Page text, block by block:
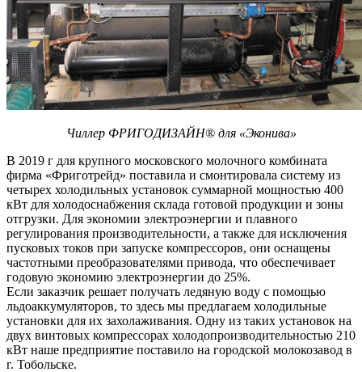
Чиллер ФРИГОДИЗАЙН® для «Эконива»
В 2019 г для крупного московского молочного комбината
фирма «Фриготрейд» поставила и смонтировала систему из
четырех холодильных установок суммарной мощностью 400
кВт для холодоснабжения склада готовой продукции и зоны
отгрузки. Для экономии электроэнергии и плавного
регулирования производительности, а также для исключения
пусковых токов при запуске компрессоров, они оснащены
частотными преобразователями привода, что обеспечивает
годовую экономию электроэнергии до 25%.
Если заказчик решает получать ледяную воду с помощью
льдоаккумуляторов, то здесь мы предлагаем холодильные
установки для их захолаживания. Одну из таких установок на
двух винтовых компрессорах холодопроизводительностью 210
кВт наше предприятие поставило на городской молокозавод в
г. Тобольске.